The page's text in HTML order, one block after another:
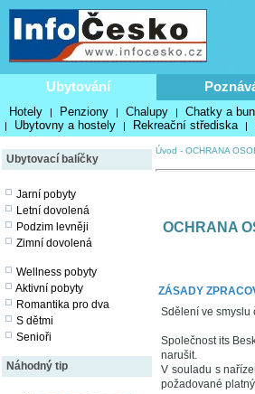
Ubytování
Hotely | Penziony | Chalupy | Chatky a
| Ubytovny a hostely | Rekreační střediska |
Ubytovací balíčky
Jarní pobyty
Letní dovolená
Podzim levněji
Zimní dovolená
Wellness pobyty
Aktivní pobyty
Romantika pro dva
S dětmi
Senioři
Náhodný tip
Úvod - OCHRANA
OCHRANA
ZÁSADY
Sdělení ve smyslu
Společnost its
narušit.
V souladu s
požadované